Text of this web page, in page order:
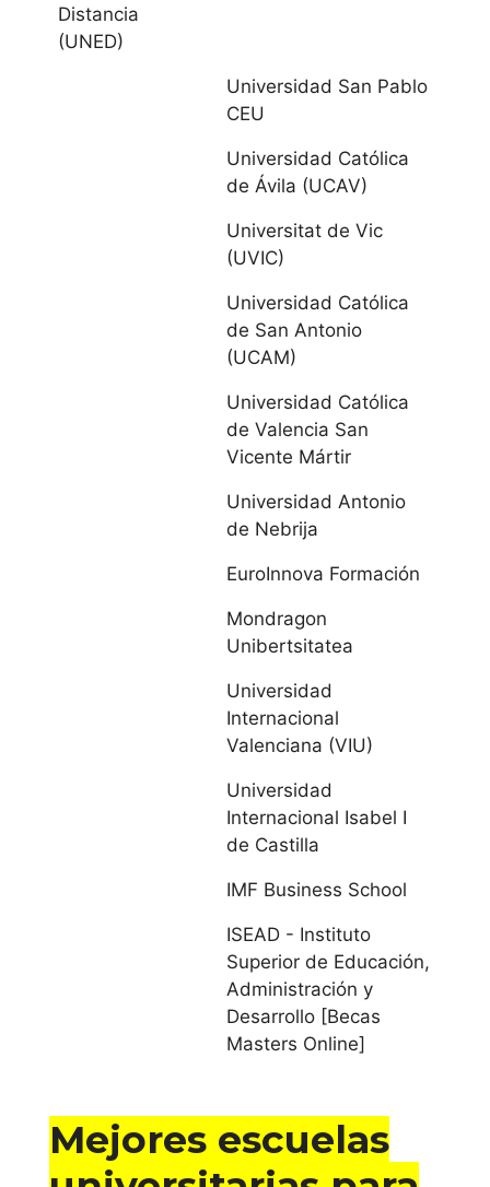
Mancha
Universidad de
Universidad
Católica de Ávila
Universidad
Europea Miguel
IE Universidad
Universidad de
Pontificia de
Salamanca
Universidad de
Salamanca
Universidad de
Cataluña
Universitat Abat
Oliba CEU
Universidad
Autónoma de
Barcelona
Distancia
(UNED)
Universidad San Pablo
CEU
Universidad Católica
de Ávila (UCAV)
Universitat de Vic
(UVIC)
Universidad Católica
de San Antonio
(UCAM)
Universidad Católica
de Valencia San
Vicente Mártir
Universidad Antonio
de Nebrija
EuroInnova Formación
Mondragon
Unibertsitatea
Universidad
Internacional
Valenciana (VIU)
Universidad
Internacional Isabel I
de Castilla
IMF Business School
ISEAD - Instituto
Superior de Educación,
Administración y
Desarrollo [Becas
Masters Online]
Mejores escuelas